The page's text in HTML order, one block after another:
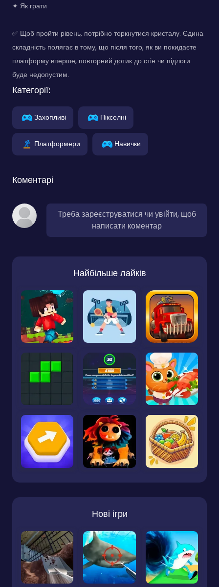
✦ Як грати
✅ Щоб пройти рівень, потрібно торкнутися кристалу. Єдина
складність полягає в тому, що після того, як ви покидаєте
платформу вперше, повторний дотик до стін чи підлоги
буде недопустим.
Категорії:
Захопливі Пікселні
Платформери Навички
Коментарі
Треба зареєструватися чи увійти, щоб
написати коментар
Найбільше лайків
Нові ігри